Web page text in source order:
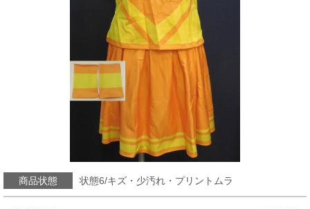
商品状態 状態6/キズ・少汚れ・プリントムラ